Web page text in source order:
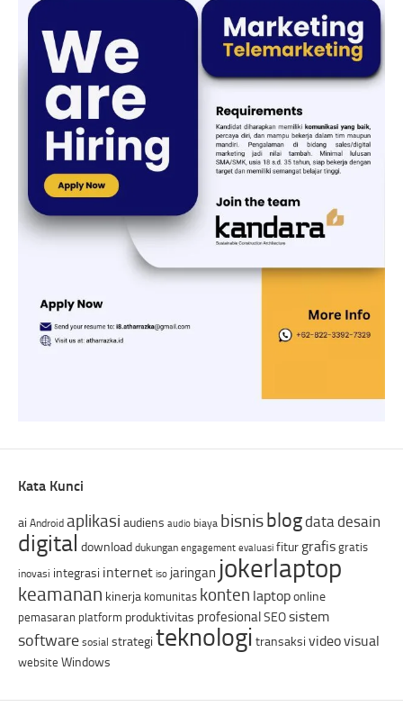
Kata Kunci
ai Android aplikasi audiens audio biaya bisnisblogdatadesain
digital download dukungan engagement evaluasi fitur grafis gratis
inovasi integrasi internet iso jaringan jokerlaptop
keamanan kinerja komunitas konten laptoponline
pemasaran platform produktivitas profesionalSEOsistem
software sosial strategi teknologi transaksi videovisual
website Windows